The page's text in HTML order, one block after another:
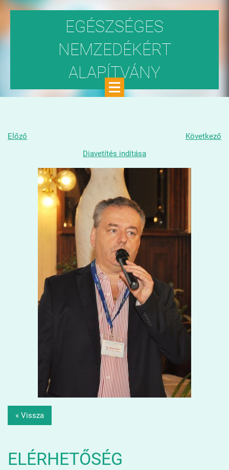
EGÉSZSÉGES
NEMZEDÉKÉRT
ALAPÍTVÁNY
Előző
Következő
Diavetítés indítása
« Vissza
ELÉRHETŐSÉG